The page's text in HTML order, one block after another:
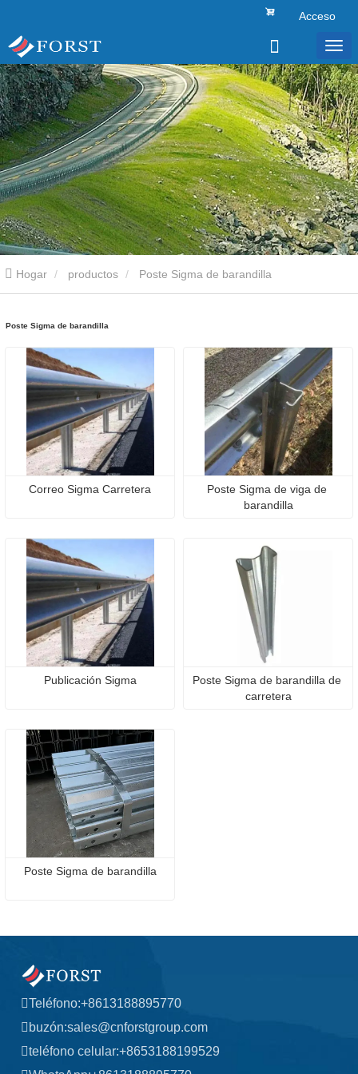
Acceso
Hogar productos Poste Sigma de barandilla
Poste Sigma de barandilla
Correo Sigma Carretera
Poste Sigma de viga de
barandilla
Publicación Sigma
Poste Sigma de barandilla de
carretera
Poste Sigma de barandilla
Teléfono:+8613188895770
buzón:sales@cnforstgroup.com
teléfono celular:+8653188199529